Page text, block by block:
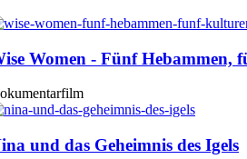
Women - Fünf Hebammen,
und das Geheimnis des Igels